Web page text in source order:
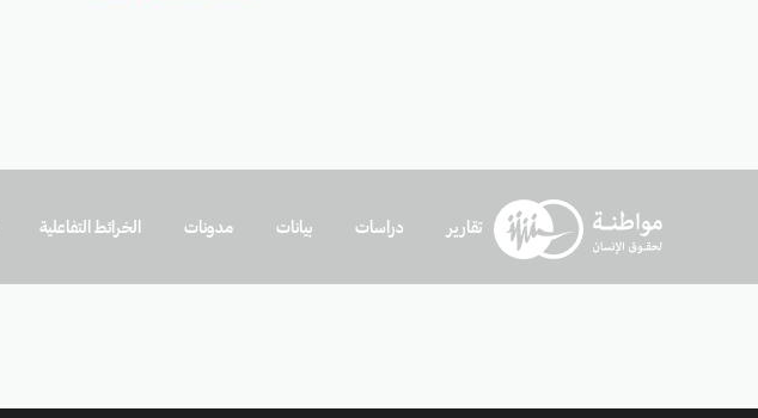
تقارير دراسات بيانات مدونات الخرائط التفاعلية